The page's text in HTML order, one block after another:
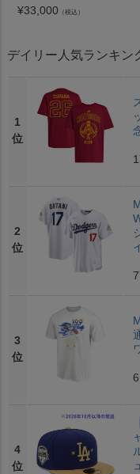
¥33,000 （税込）
デイリー人気ランキン
1
位
2
位
3
位
4
位